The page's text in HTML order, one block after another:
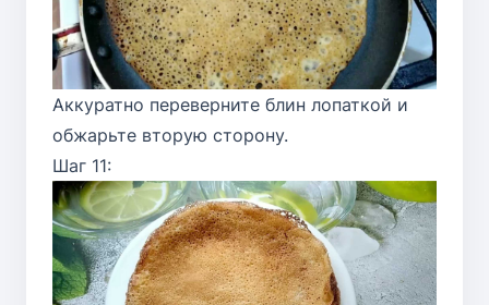
Аккуратно переверните блин лопаткой и
обжарьте вторую сторону.
Шаг 11: